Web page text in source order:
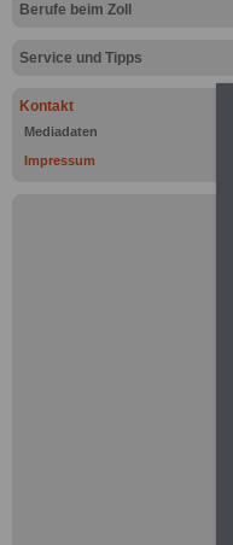
Berufe beim Zoll
Service und Tipps
Kontakt
Mediadaten
Impressum